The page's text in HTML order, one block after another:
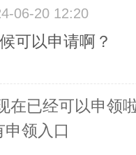
06-20 12:20
可以申请啊？
在已经可以申领
领入口